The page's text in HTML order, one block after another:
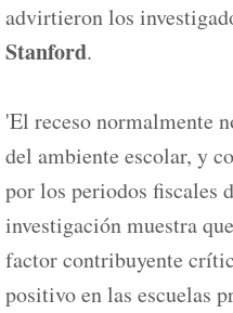
advirtieron los
Stanford.
'El receso normalmente
del ambiente escolar, y
por los periodos fiscales
investigación muestra
factor contribuyente
positivo en las escuelas